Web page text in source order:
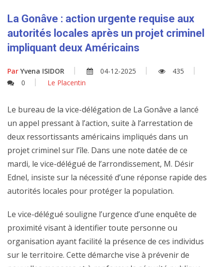
La Gonâve : action urgente requise aux
autorités locales après un projet criminel
impliquant deux Américains
Par Yvena ISIDOR 04-12-2025
435
0
Le Placentin
Le bureau de la vice-délégation de La Gonâve a lancé
un appel pressant à l’action, suite à l’arrestation de
deux ressortissants américains impliqués dans un
projet criminel sur l’île. Dans une note datée de ce
mardi, le vice-délégué de l’arrondissement, M. Désir
Ednel, insiste sur la nécessité d’une réponse rapide des
autorités locales pour protéger la population.
Le vice-délégué souligne l’urgence d’une enquête de
proximité visant à identifier toute personne ou
organisation ayant facilité la présence de ces individus
sur le territoire. Cette démarche vise à prévenir de